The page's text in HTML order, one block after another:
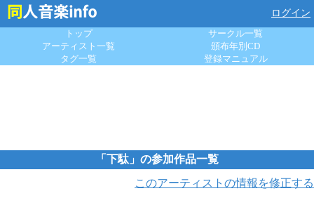
ログイン
トップ
サークル一覧
アーティスト一覧
頒布年別CD
タグ一覧
登録マニュアル
「下駄」の参加作品一覧
このアーティストの情報を修正する